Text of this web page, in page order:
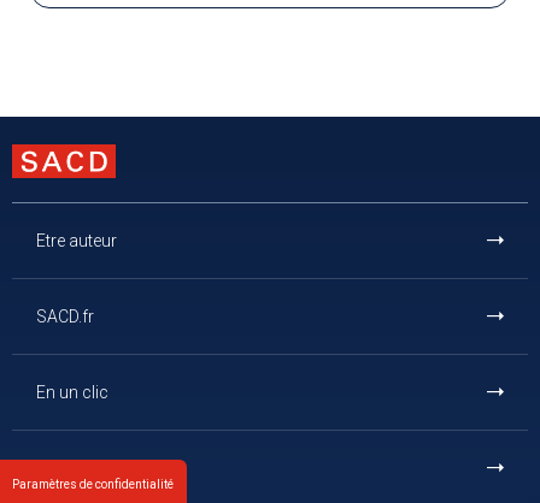
Etre auteur
SACD.fr
En un clic
Paramètres de confidentialité